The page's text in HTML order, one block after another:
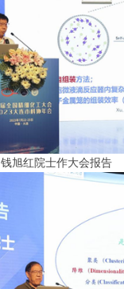
钱旭红院士作大会报告